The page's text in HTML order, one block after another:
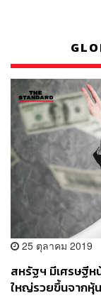
25 ตุลาคม 2019
สหรัฐฯ มีเศรษฐีห
ใหญ่รวยขึ้นจากหุ้น